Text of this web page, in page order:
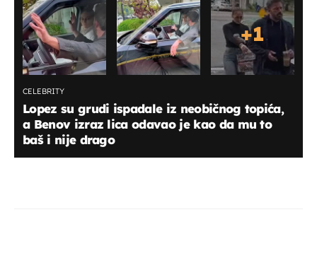
+1
CELEBRITY
Lopez su grudi ispadale iz neobičnog topića,
a Benov izraz lica odavao je kao da mu to
baš i nije drago